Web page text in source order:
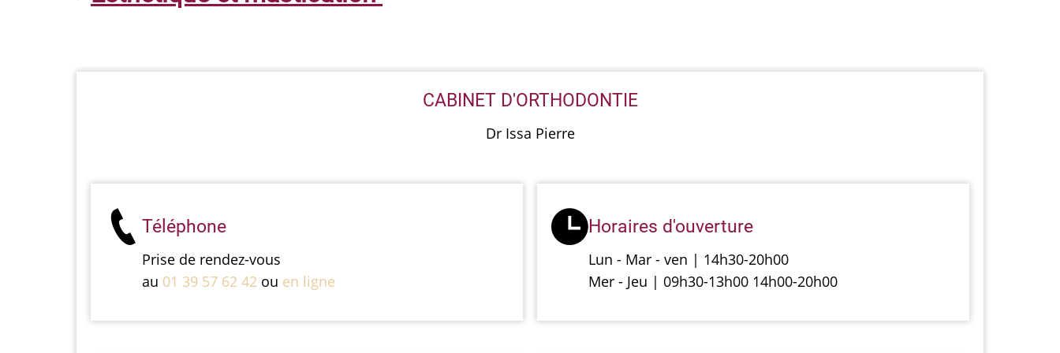
CABINET D'ORTHODONTIE
Dr Issa Pierre
Téléphone
Prise de rendez-vous
au 01 39 57 62 42 ou en ligne
Horaires d'ouverture
Lun - Mar - ven | 14h30-20h00
Mer - Jeu | 09h30-13h00 14h00-20h00